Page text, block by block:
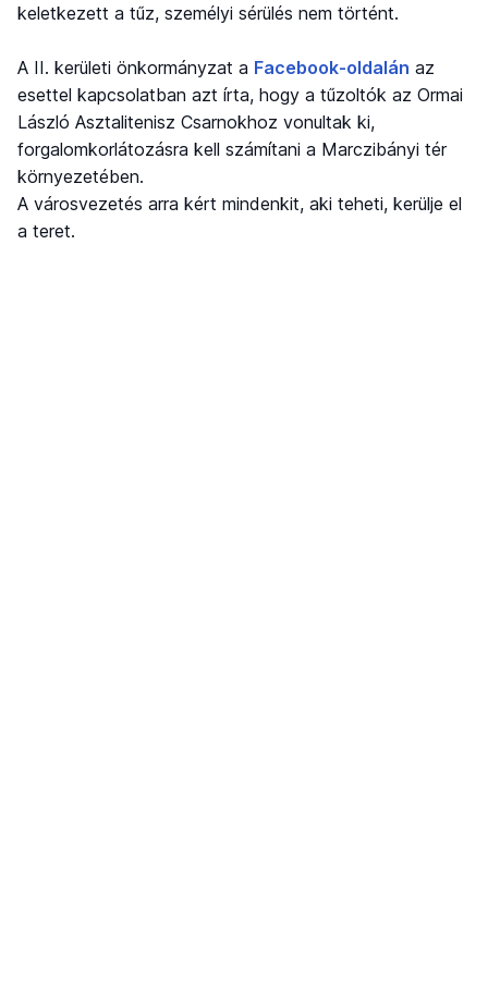
keletkezett a tűz, személyi sérülés nem történt.
A II. kerületi önkormányzat a Facebook-oldalán az
esettel kapcsolatban azt írta, hogy a tűzoltók az Ormai
László Asztalitenisz Csarnokhoz vonultak ki,
forgalomkorlátozásra kell számítani a Marczibányi tér
környezetében.
A városvezetés arra kért mindenkit, aki teheti, kerülje el
a teret.